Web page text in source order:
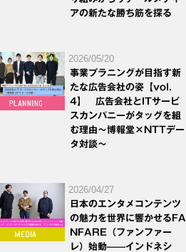
アの新たな勝ち筋を探る
2026/05/20
事業プラニングが目指す新
たな広告会社の姿【vol.
4】 広告会社とITサービ
スカンパニーがタッグを組
む理由～博報堂×NTTデー
タ対談～
2026/04/27
日本のエンタメコンテンツ
の魅力を世界に響かせるFA
NFARE（ファンファー
レ）始動——インドネシ